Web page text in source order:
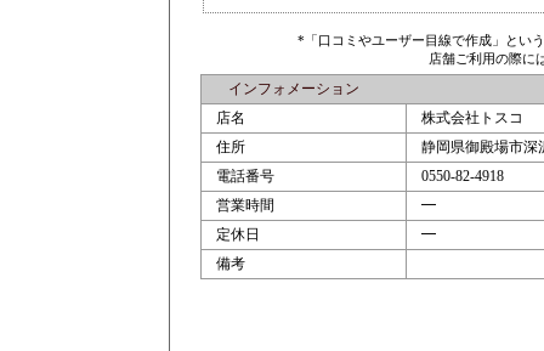
*「口コミやユーザー目線で作成」とい
店舗ご利用の際に
インフォメーション
店名
株式会社トスコ
住所
静岡県御殿場市深
電話番号
0550-82-4918
営業時間
━
定休日
━
備考